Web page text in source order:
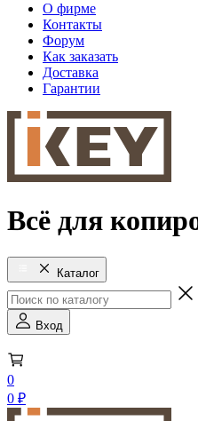
О фирме
Контакты
Форум
Как заказать
Доставка
Гарантии
Всё для
Каталог
Вход
0
0 ₽